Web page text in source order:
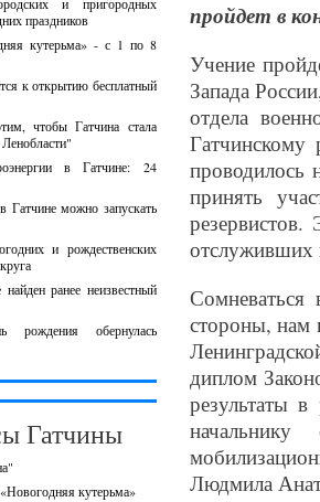
праздников
кутерьма» - с 1 по 8
к открытию бесплатный
чтобы Гатчина стала
в Гатчине: 24
Гатчине можно запускать
и рождественских
ранее неизвестный
рождения обернулась
Гатчины
кутерьма»
пройдет в
Учение
Запада
отдела
проводилось
принять
отслуживших
стороны, нам
диплом
результаты
Людмила